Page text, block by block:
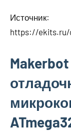
Источник:
https://ekits.ru/